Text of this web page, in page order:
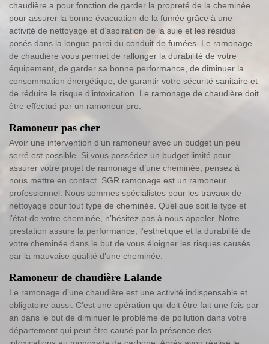
chaudière a pour fonction de garder la propreté de la cheminée
pour assurer la bonne évacuation de la fumée grâce à une
activité de nettoyage et d’aspiration de la suie et les résidus
posés dans la longue paroi du conduit de fumées. Le ramonage
de chaudière vous permet de rallonger la durabilité de votre
équipement, de garder sa bonne performance, de diminuer la
consommation énergétique, de garantir votre sécurité sanitaire et
de réduire le risque d’intoxication. Le ramonage de chaudière doit
être effectué par un ramoneur pro.
Ramoneur pas cher
Avoir une intervention d’un ramoneur avec un budget un peu
serré est possible. Si vous possédez un budget limité pour
assurer votre projet de ramonage d’une cheminée, pensez à
nous mettre en contact. SGR ramonage est un ramoneur
professionnel. Nous sommes spécialistes pour les travaux de
nettoyage pour tout type de cheminée. Quel que soit le type et
l’état de votre cheminée, n’hésitez pas à nous appeler. Notre
prestation assure la performance, l’esthétique et la durabilité de
votre cheminée dans le but de vous éloigner les risques causés
par la mauvaise qualité d’une cheminée.
Ramoneur de chaudière Lalande
Le ramonage d’une chaudière est une activité indispensable et
obligatoire aussi. C’est une opération qui doit être fait une fois par
an dans le but de diminuer le problème de pollution dans votre
département qui peut être causé par la présence des